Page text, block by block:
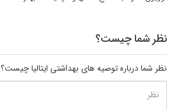
نظر شما چیست؟
نظر شما درباره توصیه های بهداشتی ایتالیا چیست؟